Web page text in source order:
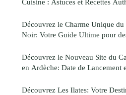
Découvrez le Charme Unique
Noir: Votre Guide Ultime pour
Découvrez le Nouveau Site du
en Ardèche: Date de Lancement
Découvrez Les Ilates: Votre